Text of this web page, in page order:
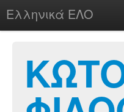
Ελληνικά ΕΛΟ
chesstu.be @ discord